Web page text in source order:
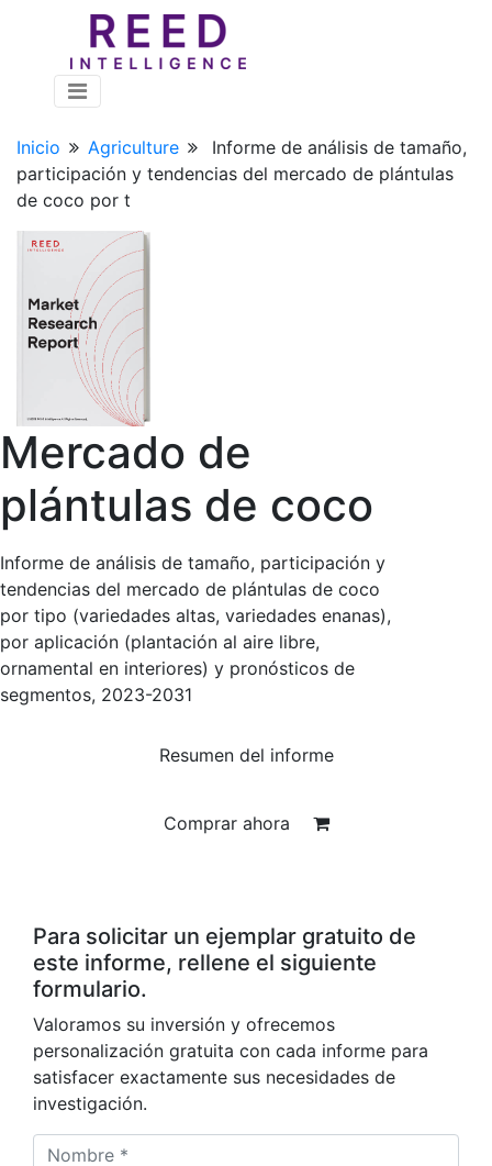
Inicio Agriculture
Informe de análisis de tamaño,
participación y tendencias del mercado de plántulas
de coco por t
Mercado de
plántulas de coco
Informe de análisis de tamaño, participación y
tendencias del mercado de plántulas de coco
por tipo (variedades altas, variedades enanas),
por aplicación (plantación al aire libre,
ornamental en interiores) y pronósticos de
segmentos, 2023-2031
Resumen del informe
Comprar ahora
Para solicitar un ejemplar gratuito de
este informe, rellene el siguiente
formulario.
Valoramos su inversión y ofrecemos
personalización gratuita con cada informe para
satisfacer exactamente sus necesidades de
investigación.